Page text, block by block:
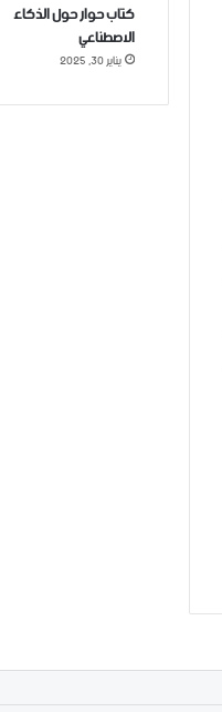
كتاب حوار حول الذكاء
الاصطناعي
يناير 30, 2025